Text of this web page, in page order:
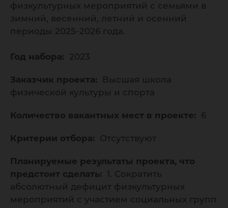
физкультурных мероприятий с семьями в
зимний, весенний, летний и осенний
периоды 2025-2026 года.
Год набора: 2023
Заказчик проекта:
Высшая школа
физической культуры и спорта
Количество вакантных мест в проекте: 6
Критерии отбора: Отсутствуют
Планируемые результаты проекта, что
предстоит сделать: 1. Сократить
абсолютный дефицит физкультурных
мероприятий с участием социальных групп